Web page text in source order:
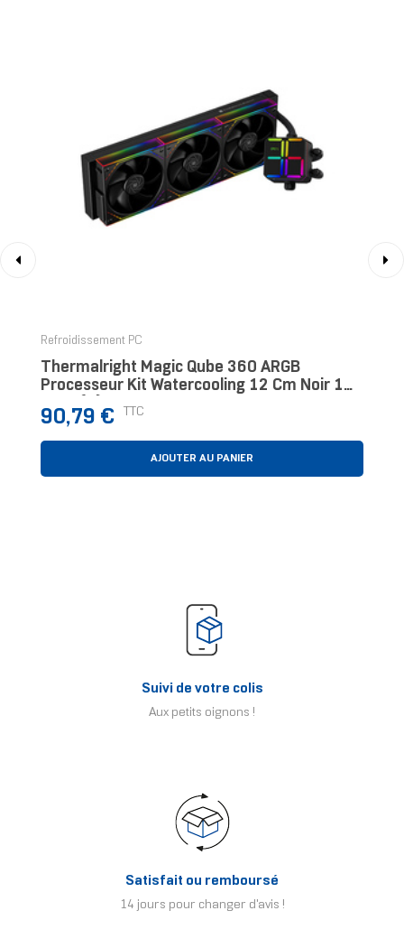
Refroidissement PC
Thermalright Magic Qube 360 ARGB
Processeur Kit Watercooling 12 Cm Noir 1
Prix
90,79 € TTC
AJOUTER AU PANIER
Suivi de votre colis
Aux petits oignons !
Satisfait ou remboursé
14 jours pour changer d'avis !